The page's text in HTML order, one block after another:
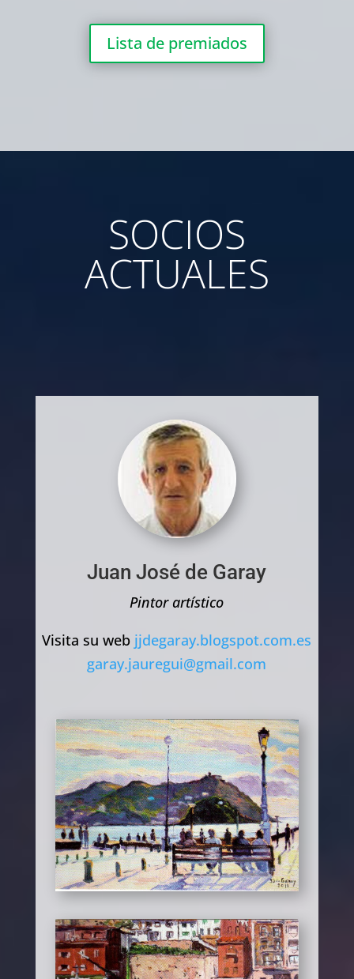
Lista de premiados
SOCIOS
ACTUALES
Juan José de Garay
Pintor artístico
Visita su web jjdegaray.blogspot.com.es
garay.jauregui@gmail.com